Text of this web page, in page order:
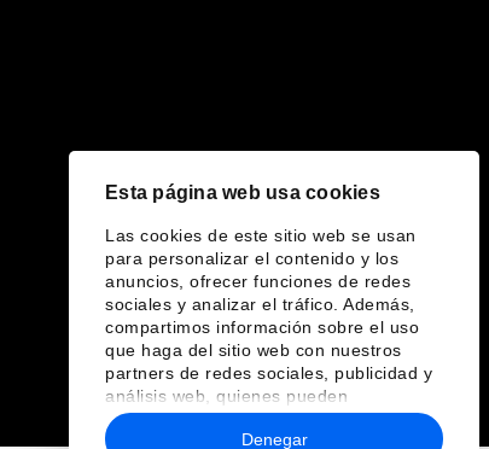
Esta página web usa cookies
Las cookies de este sitio web se usan
para personalizar el contenido y los
anuncios, ofrecer funciones de redes
sociales y analizar el tráfico. Además,
compartimos información sobre el uso
que haga del sitio web con nuestros
partners de redes sociales, publicidad y
análisis web, quienes pueden
combinarla con otra información que les
haya proporcionado o que hayan
Denegar